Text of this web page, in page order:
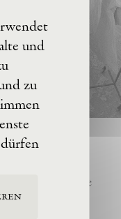
gegründete
hat es
und
zu